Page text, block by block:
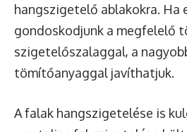
hangszigetelő ablakokra. Ha
gondoskodjunk a megfelelő
szigetelőszalaggal, a
tömítőanyaggal javíthatjuk.
A falak hangszigetelése is